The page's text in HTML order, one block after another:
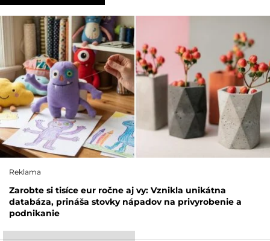
Reklama
Zarobte si tisíce eur ročne aj vy: Vznikla unikátna
databáza, prináša stovky nápadov na privyrobenie a
podnikanie